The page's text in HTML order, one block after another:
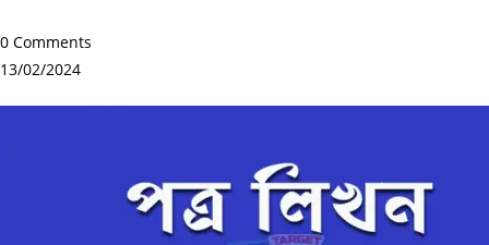
0 Comments
13/02/2024